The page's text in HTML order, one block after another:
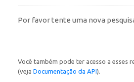
Por favor tente uma nova
Você também pode ter acesso a esses
(veja Documentação da API).